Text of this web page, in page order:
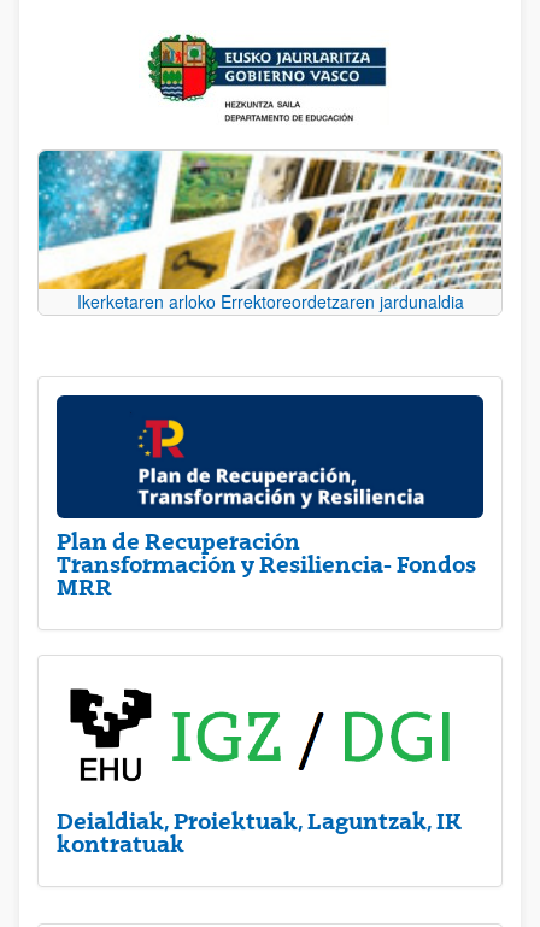
Ikerketaren arloko Errektoreordetzaren jardunaldia
Plan de Recuperación
Transformación y Resiliencia- Fondos
MRR
Deialdiak, Proiektuak, Laguntzak, IK
kontratuak